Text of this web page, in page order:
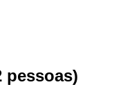
pessoas)